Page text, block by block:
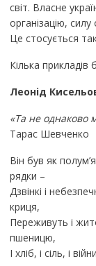
світ. Власне
організацію,
Це стосується
Кілька прикладів
Леонід
«Та не однаково
Тарас Шевченко
Він був як
рядки –
Дзвінкі і
криця,
Переживуть і
пшеницю,
І хліб, і сіль, і